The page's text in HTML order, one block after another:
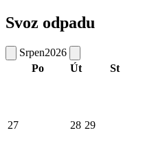
Svoz odpadu
Srpen2026
Po
Út St
27 28 29